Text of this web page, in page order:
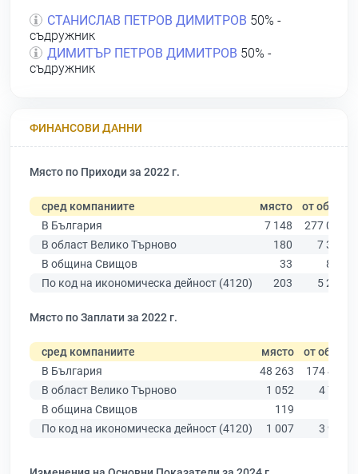
СТАНИСЛАВ ПЕТРОВ ДИМИТРОВ 50% -
съдружник
ДИМИТЪР ПЕТРОВ ДИМИТРОВ 50% -
съдружник
ФИНАНСОВИ ДАННИ
Място по Приходи за 2022 г.
сред компаниите място от общо
В България
7 148
277 019
В област Велико Търново
180
7 358
В община Свищов
33
817
По код на икономическа дейност (4120)
203 5 291
Място по Заплати за 2022 г.
сред компаниите място от общо
В България
48 263
174 403
В област Велико Търново
1 052
4 787
В община Свищов
119
По код на икономическа дейност (4120)
1 007 3 927